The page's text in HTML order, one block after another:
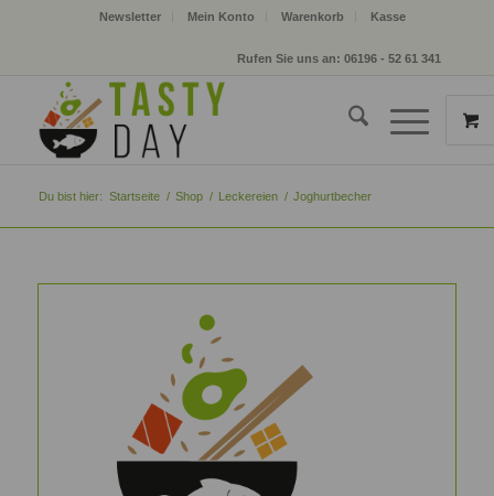
Newsletter Mein Konto Warenkorb Kasse
Rufen Sie uns an: 06196 - 52 61 341
Du bist hier: Startseite / Shop / Leckereien / Joghurtbecher